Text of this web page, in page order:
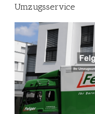
Umzugsservice